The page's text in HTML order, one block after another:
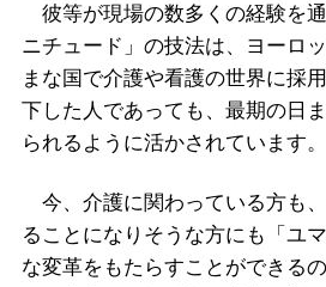
彼等が現場の数多くの経験を
ニチュード」の技法は、ヨーロ
まな国で介護や看護の世界に採
下した人であっても、最期の日
られるように活かされています。
今、介護に関わっている方も
ることになりそうな方にも「ユ
な変革をもたらすことができる